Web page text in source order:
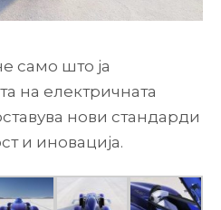
само што ја
на електричната
нови стандарди
и иновација.